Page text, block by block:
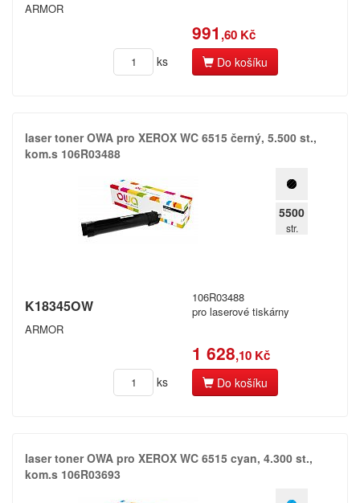
ARMOR
991 ,60 Kč
ks Do košíku
laser toner OWA pro XEROX WC 6515 černý,​ 5.​500 st.​,​
kom.​s 106R03488
5500
str.
K18345OW
ARMOR
106R03488
pro laserové tiskárny
1 628,10 Kč
ks Do košíku
laser toner OWA pro XEROX WC 6515 cyan,​ 4.​300 st.​,​
kom.​s 106R03693